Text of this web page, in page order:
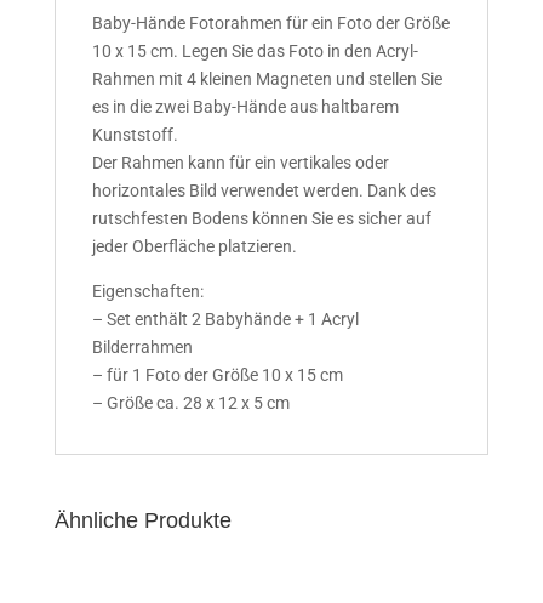
Baby-Hände Fotorahmen für ein Foto der Größe
10 x 15 cm. Legen Sie das Foto in den Acryl-
Rahmen mit 4 kleinen Magneten und stellen Sie
es in die zwei Baby-Hände aus haltbarem
Kunststoff.
Der Rahmen kann für ein vertikales oder
horizontales Bild verwendet werden. Dank des
rutschfesten Bodens können Sie es sicher auf
jeder Oberfläche platzieren.
Eigenschaften:
– Set enthält 2 Babyhände + 1 Acryl
Bilderrahmen
– für 1 Foto der Größe 10 x 15 cm
– Größe ca. 28 x 12 x 5 cm
Ähnliche Produkte